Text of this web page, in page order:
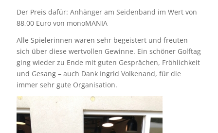
Der Preis dafür: Anhänger am Seidenband im Wert von
88,00 Euro von monoMANIA
Alle Spielerinnen waren sehr begeistert und freuten
sich über diese wertvollen Gewinne. Ein schöner Golftag
ging wieder zu Ende mit guten Gesprächen, Fröhlichkeit
und Gesang – auch Dank Ingrid Volkenand, für die
immer sehr gute Organisation.